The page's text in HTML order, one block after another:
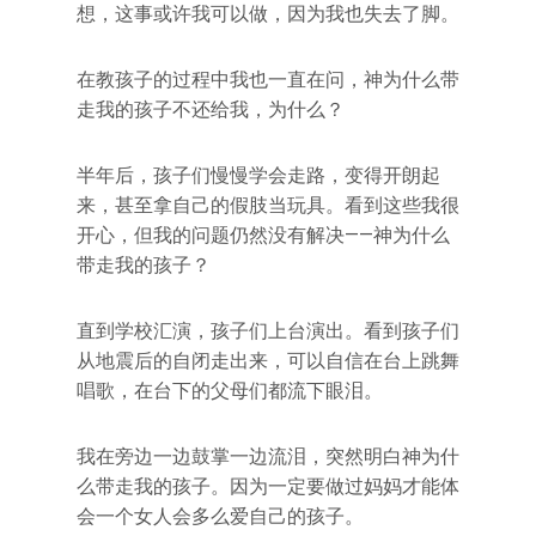
想，这事或许我可以做，因为我也失去了脚。
在教孩子的过程中我也一直在问，神为什么带
走我的孩子不还给我，为什么？
半年后，孩子们慢慢学会走路，变得开朗起
来，甚至拿自己的假肢当玩具。看到这些我很
开心，但我的问题仍然没有解决——神为什么
带走我的孩子？
直到学校汇演，孩子们上台演出。看到孩子们
从地震后的自闭走出来，可以自信在台上跳舞
唱歌，在台下的父母们都流下眼泪。
我在旁边一边鼓掌一边流泪，突然明白神为什
么带走我的孩子。因为一定要做过妈妈才能体
会一个女人会多么爱自己的孩子。